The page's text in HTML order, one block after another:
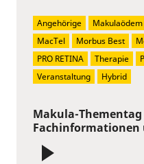
Makula-Thementag
Fachinformationen
Angehörige Makulaödem
MacTel
Morbus Best
PRO RETINA
Therapie
Veranstaltung
Hybrid